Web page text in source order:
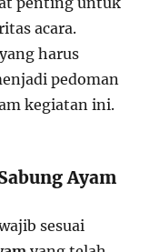
acara.
harus
pedoman
kegiatan ini.
Ayam
sesuai